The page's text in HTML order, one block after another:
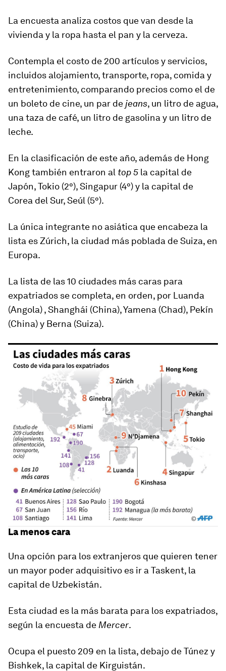
La encuesta analiza costos que van desde la
vivienda y la ropa hasta el pan y la cerveza.
Contempla el costo de 200 artículos y servicios,
incluidos alojamiento, transporte, ropa, comida y
entretenimiento, comparando precios como el de
un boleto de cine, un par de jeans, un litro de agua,
una taza de café, un litro de gasolina y un litro de
leche.
En la clasificación de este año, además de Hong
Kong también entraron al top 5 la capital de
Japón,Tokio (2°),Singapur (4°) y la capital de
Corea del Sur,Seúl (5°).
La única integrante no asiática que encabeza la
lista esZúrich, la ciudad más poblada de Suiza, en
Europa.
La lista de las 10 ciudades más caras para
expatriados se completa, en orden, por Luanda
(Angola) ,Shanghái (China),Yamena (Chad), Pekín
(China) y Berna (Suiza).
La menos cara
Una opción para los extranjeros que quieren tener
un mayor poder adquisitivo es ir a Taskent, la
capital de Uzbekistán.
Esta ciudad es la más barata para los expatriados,
según la encuesta de Mercer.
Ocupa el puesto 209 en la lista, debajo de Túnez y
Bishkek, la capital de Kirguistán.